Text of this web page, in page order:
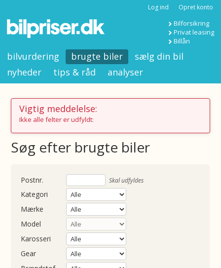
Log ind Opret konto
Bilforsikring
Privat leasing
Billån
bilvurdering brugte biler
sælg din bil
nyheder
tips & råd analyser
Vigtig meddelelse:
Ikke alle felter er udfyldt:
Søg efter brugte biler
Skal udfyldes
Kategori
Mærke
Model
Karosseri
Gear